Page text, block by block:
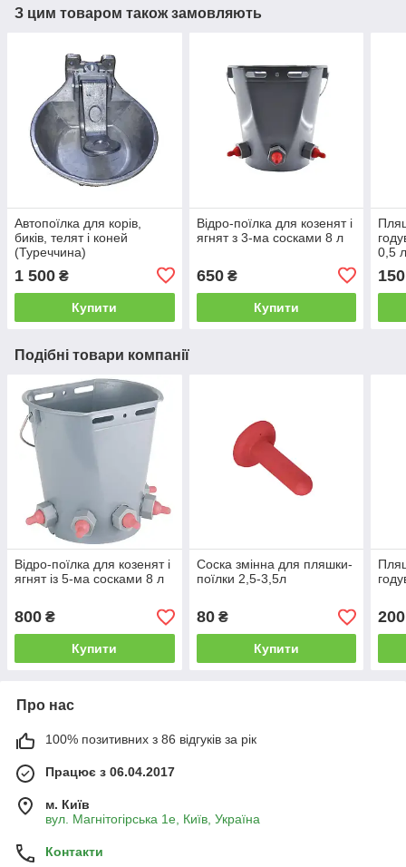
З цим товаром також замовляють
Автопоїлка для корів,
биків, телят і коней
(Туреччина)
1 500 ₴
Купити
Відро-поїлка для козенят і
ягнят з 3-ма сосками 8 л
650₴
Купити
0,5
150
Подібні товари компанії
Відро-поїлка для козенят і
ягнят із 5-ма сосками 8 л
800 ₴
Купити
Соска змінна для пляшки-
поїлки 2,5-3,5л
80₴
Купити
200
Про нас
100% позитивних з 86 відгуків за рік
Працює з 06.04.2017
м. Київ
вул. Магнітогірська 1е, Київ, Україна
Контакти